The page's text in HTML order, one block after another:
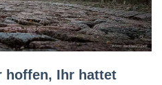
hoffen, Ihr hattet